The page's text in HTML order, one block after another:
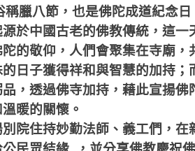
稱臘八節，也是佛陀成道紀念
於中國古老的佛教傳統，這
的敬仰，人們會聚集在寺廟
日子獲得祥和與智慧的加持
，透過佛寺加持，藉此宣揚
暖的關懷。
院住持妙勤法師、義工們，